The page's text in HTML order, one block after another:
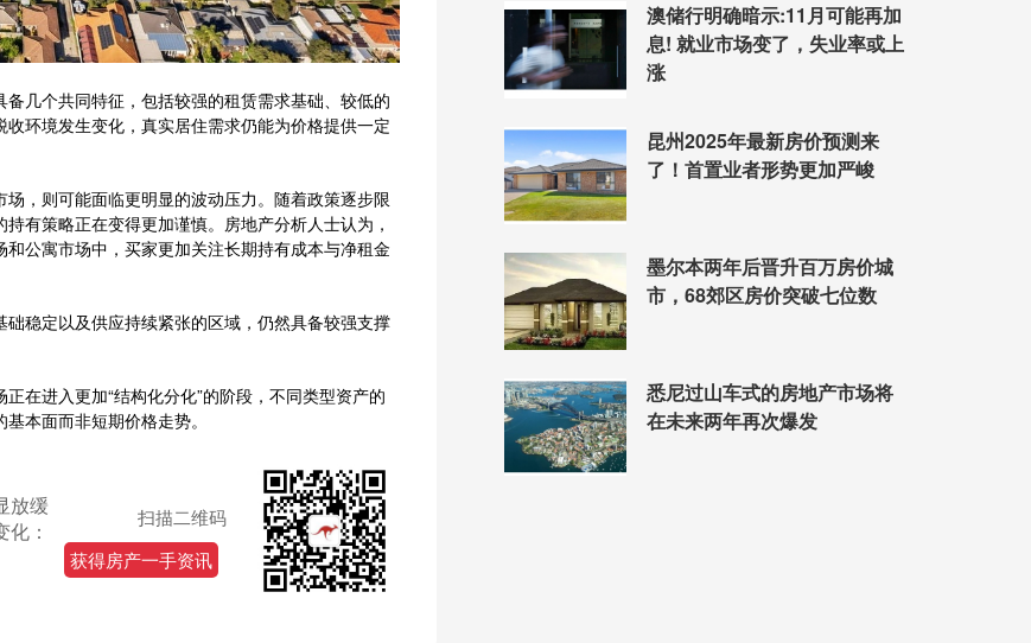
几个共同特征，包括较强的租赁需求基础、较低的
环境发生变化，真实居住需求仍能为价格提供一定
，则可能面临更明显的波动压力。随着政策逐步限
有策略正在变得更加谨慎。房地产分析人士认为，
公寓市场中，买家更加关注长期持有成本与净租金
稳定以及供应持续紧张的区域，仍然具备较强支撑
在进入更加“结构化分化”的阶段，不同类型资产的
本面而非短期价格走势。
放缓
：
扫描二维码
获得房产一手资讯
澳储行明确暗示:11月可能再加
息! 就业市场变了，失业率或上
涨
昆州2025年最新房价预测来
了！首置业者形势更加严峻
墨尔本两年后晋升百万房价城
市，68郊区房价突破七位数
悉尼过山车式的房地产市场将
在未来两年再次爆发